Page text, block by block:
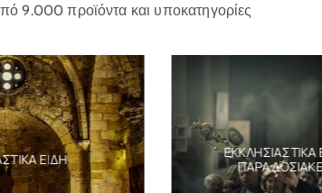
9.000 προϊόντα και υποκατηγορίες
ΕΚΚΛΗΣΙΑΣΤΙΚΆ ΕΝΔΎΜΑΤΑ &
ΠΑΡΑΔΟΣΙΑΚΈΣ ΣΤΟΛΈΣ